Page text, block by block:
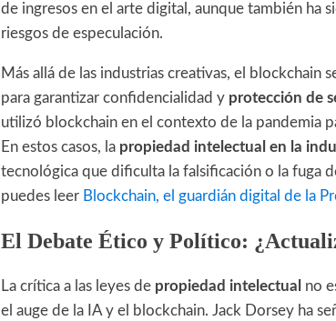
de ingresos en el arte digital, aunque también ha
riesgos de especulación.
Más allá de las industrias creativas, el blockchain
para garantizar confidencialidad y protección de
utilizó blockchain en el contexto de la pandemia
En estos casos, la propiedad intelectual en la
tecnológica que dificulta la falsificación o la fuga
puedes leer Blockchain, el guardián digital de la
El Debate Ético y Político:
La crítica a las leyes de propiedad intelectual no
el auge de la IA y el blockchain. Jack Dorsey ha